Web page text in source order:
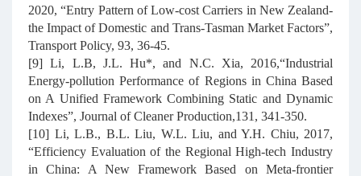
2020, “Entry Pattern of Low-cost Carriers in New Zealand-
the Impact of Domestic and Trans-Tasman Market Factors”,
Transport Policy, 93, 36-45.
[9]Li, L.B, J.L. Hu*, and N.C. Xia, 2016,“Industrial
Energy-pollution Performance of Regions in China Based
on A Unified Framework Combining Static and Dynamic
Indexes”, Journal of Cleaner Production,131, 341-350.
[10] Li, L.B., B.L. Liu, W.L. Liu, and Y.H. Chiu, 2017,
“Efficiency Evaluation of the Regional High-tech Industry
in China: A New Framework Based on Meta-frontier